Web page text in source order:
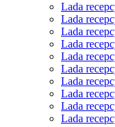
Lada
Lada
Lada
Lada
Lada
Lada
Lada
Lada
Lada
Lada